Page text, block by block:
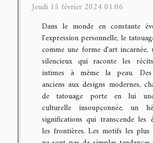
Jeudi 15 février 2024 01:06
Dans le monde en constante
l'expression personnelle, le
comme une forme d'art incarnée,
silencieux qui raconte les
intimes à même la peau. Des
anciens aux designs modernes,
de tatouage porte en lui
culturelle insoupçonnée, un
significations qui transcende les
les frontières. Les motifs les plus